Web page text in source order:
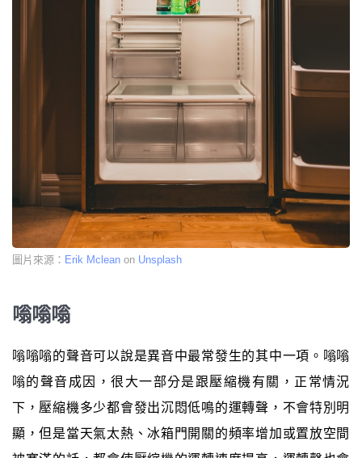
圖片來源： Erik Mclean on Unsplash
嗡嗡嗡
嗡嗡嗡的聲音可以說是異音中最常發生的其中一項。嗡嗡
嗡的聲音成因，很大一部分是跟壓縮機有關，正常情況
下，壓縮機多少都會發出沉悶低鳴的運轉聲，不會特別明
顯，但是當天氣太熱、冰箱門開關的頻率增加或置放空間